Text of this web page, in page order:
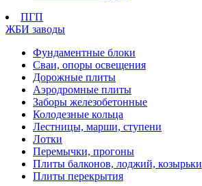
ПГП
ЖБИ заводы
Фундаментные блоки
Сваи, опоры освещения
Дорожные плиты
Аэродромные плиты
Заборы железобетонные
Колодезные кольца
Лестницы, марши, ступени
Лотки
Перемычки, прогоны
Плиты балконов, лоджий, козырьки
Плиты перекрытия